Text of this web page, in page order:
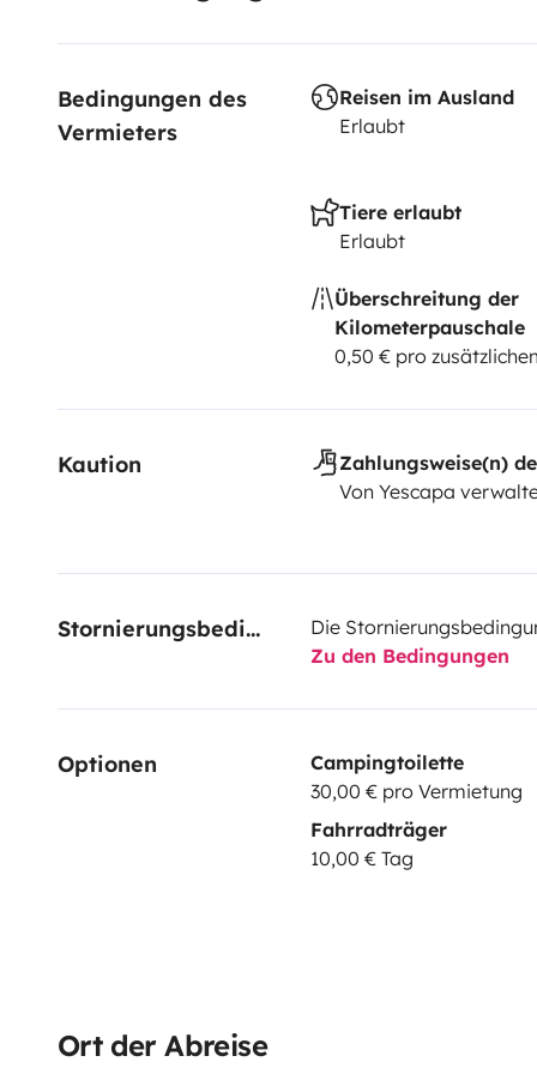
👉 Discret → parfait pour dormir où vous voulez
👉 Prêt à partir → vous gagnez un temps précieux
Il ne vous reste plus qu’à prendre vos affaires
Bedingungen des
Vermieters
Reisen im Ausland
Erlaubt
Tiere erlaubt
Erlaubt
Überschreitung der
Kilometerpauschale
0,50 € pro
Kaution
Zahlungsweise(n)
Von Yescapa
Stornierungsbedingungen
Die
Zu den Bedingungen
Optionen
Campingtoilette
30,00 € pro Vermietung
Fahrradträger
10,00 € Tag
Ort der Abreise